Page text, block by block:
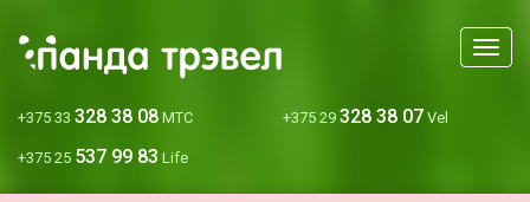
Меню
+375 33 328 38 08 МТС +375 29 328 38 07 Vel
+375 25 537 99 83 Life